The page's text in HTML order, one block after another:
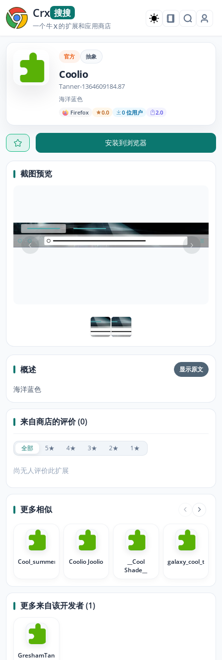
Crx 搜搜
一个牛X的扩展和应用商店
官方 抽象
Coolio
Tanner-1364609184.87
海洋蓝色
Firefox 0.0 0 位用户 2.0
安装到浏览器
截图预览
概述 显示原文
海洋蓝色
来自商店的评价 (0)
全部 5★ 4★ 3★ 2★ 1★
尚无人评价此扩展
更多相似
Cool_summer Coolio Joolio
__Cool
Shade__
galaxy_cool_thing
更多来自该开发者 (1)
GreshamTannerS